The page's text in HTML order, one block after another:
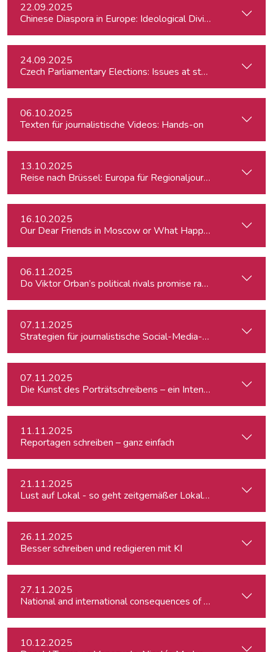
22.09.2025
Chinese Diaspora in Europe: Ideological Divides,
24.09.2025
Czech Parliamentary Elections: Issues at stake and
06.10.2025
Texten für journalistische Videos: Hands-on
13.10.2025
Reise nach Brüssel: Europa für Regionaljournalist:innen
16.10.2025
Our Dear Friends in Moscow or What Happened to
06.11.2025
Do Viktor Orban’s political rivals promise radical policy
07.11.2025
Strategien für journalistische Social-Media-Recherchen
07.11.2025
Die Kunst des Porträtschreibens – ein Intensiv-Workshop
11.11.2025
Reportagen schreiben – ganz einfach
21.11.2025
Lust auf Lokal - so geht zeitgemäßer Lokaljournalismus
26.11.2025
Besser schreiben und redigieren mit KI
27.11.2025
10.12.2025